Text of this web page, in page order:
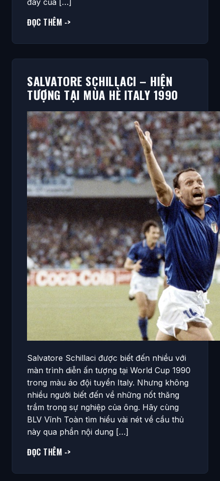
đây của […]
ĐỌC THÊM ->
SALVATORE SCHILLACI – HIỆN
TƯỢNG TẠI MÙA HÈ ITALY 1990
Salvatore Schillaci được biết đến nhiều với
màn trình diễn ấn tượng tại World Cup 1990
trong màu áo đội tuyển Italy. Nhưng không
nhiều người biết đến về những nốt thăng
trầm trong sự nghiệp của ông. Hãy cùng
BLV Vĩnh Toàn tìm hiểu vài nét về cầu thủ
này qua phần nội dung […]
ĐỌC THÊM ->